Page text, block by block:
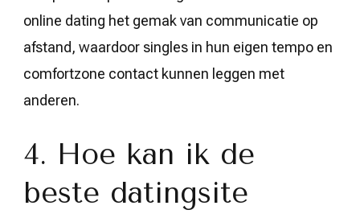
online dating het gemak van communicatie op
afstand, waardoor singles in hun eigen tempo en
comfortzone contact kunnen leggen met
anderen.
4. Hoe kan ik de
beste datingsite